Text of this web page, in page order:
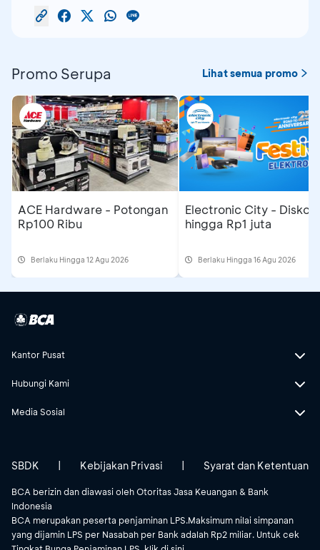
Promo Serupa Lihat semua promo
ACE Hardware - Potongan
Rp100 Ribu
Berlaku Hingga 12 Agu 2026
Electronic City - Diskon
hingga Rp1 juta
Berlaku Hingga 16 Agu 2026
Kantor Pusat
Hubungi Kami
Media Sosial
BCA berizin dan diawasi oleh Otoritas Jasa Keuangan & Bank
Indonesia
BCA merupakan peserta penjaminan LPS.Maksimum nilai simpanan
yang dijamin LPS per Nasabah per Bank adalah Rp2 miliar. Untuk cek
SBDK | Kebijakan Privasi | Syarat dan Ketentuan